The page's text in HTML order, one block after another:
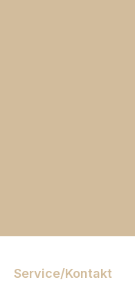
Service/Kontakt